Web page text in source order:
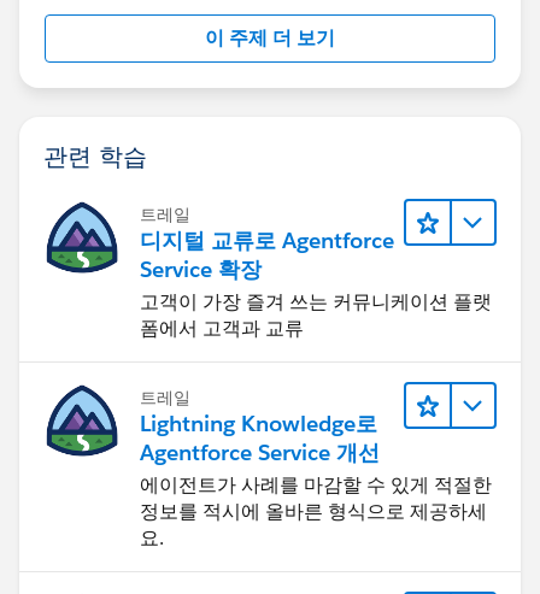
이 주제 더 보기
관련 학습
트레일
디지털 교류로 Agentforce
Service 확장
고객이 가장 즐겨 쓰는 커뮤니케이션 플랫
폼에서 고객과 교류
트레일
Lightning Knowledge로
Agentforce Service 개선
에이전트가 사례를 마감할 수 있게 적절한
정보를 적시에 올바른 형식으로 제공하세
요.